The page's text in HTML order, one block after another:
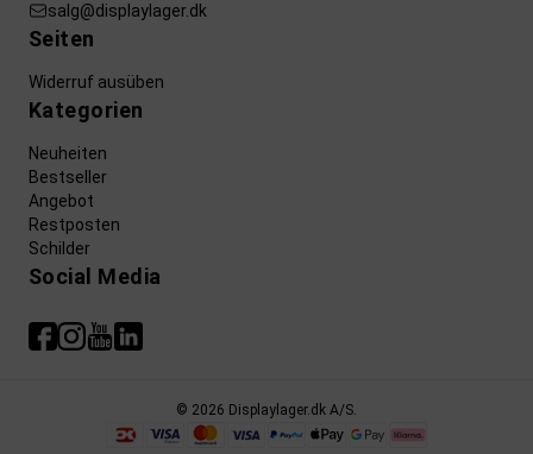
salg@displaylager.dk
Seiten
Widerruf ausüben
Kategorien
Neuheiten
Bestseller
Angebot
Restposten
Schilder
Social Media
© 2026 Displaylager.dk A/S.